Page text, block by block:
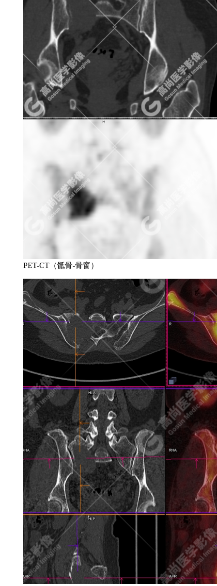
PET-CT（骶骨-骨窗）